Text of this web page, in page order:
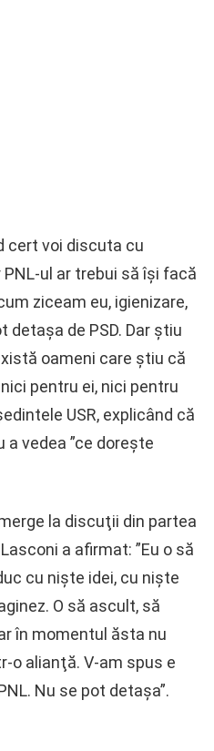
cert voi discuta cu
ul ar trebui să îşi facă
ziceam eu, igienizare,
detaşa de PSD. Dar ştiu
oameni care ştiu că
pentru ei, nici pentru
USR, explicând că
vedea ”ce doreşte
la discuţii din partea
a afirmat: ”Eu o să
cu nişte idei, cu nişte
O să ascult, să
în momentul ăsta nu
o alianţă. V-am spus e
Nu se pot detaşa”.